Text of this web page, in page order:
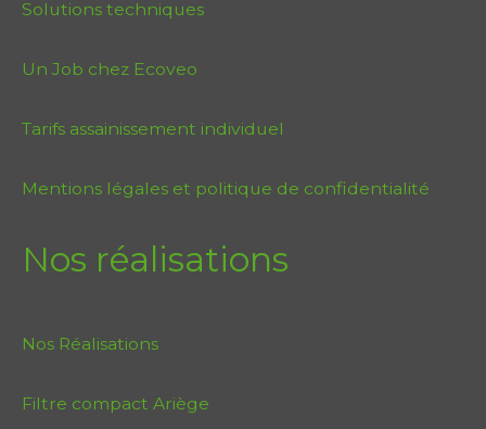
Solutions techniques
Un Job chez Ecoveo
Tarifs assainissement individuel
Mentions légales et politique de confidentialité
Nos réalisations
Nos Réalisations
Filtre compact Ariège